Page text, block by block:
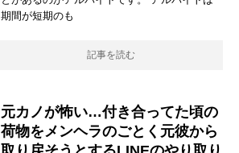
期間が短期のも
記事を読む
元カノが怖い…付き合ってた頃の
荷物をメンヘラのごとく元彼から